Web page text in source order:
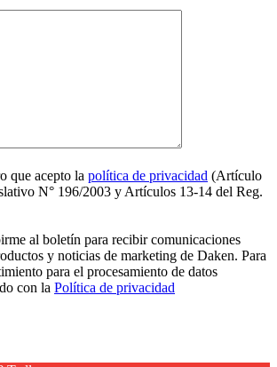
que acepto la política de privacidad (Artículo
N° 196/2003 y Artículos 13-14 del Reg.
al boletín para recibir comunicaciones
y noticias de marketing de Daken. Para
para el procesamiento de datos
con la Política de privacidad